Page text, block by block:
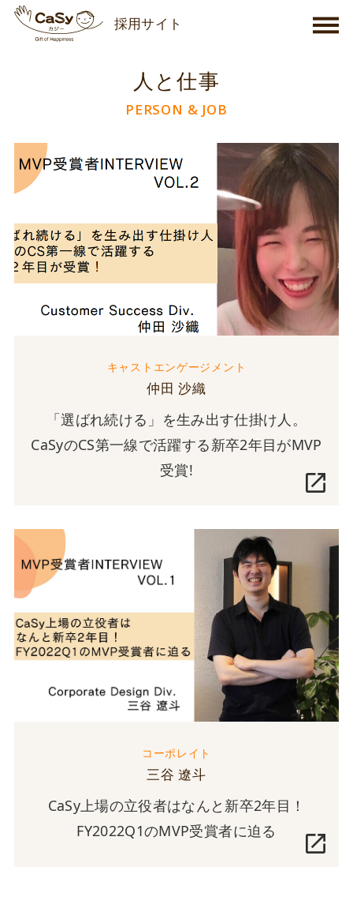
採用サイト
人と仕事
PERSON & JOB
キャストエンゲージメント
仲田 沙織
「選ばれ続ける」を生み出す仕掛け人。
CaSyのCS第一線で活躍する新卒2年目がMVP
受賞!
コーポレイト
三谷 遼斗
CaSy上場の立役者はなんと新卒2年目！
FY2022Q1のMVP受賞者に迫る